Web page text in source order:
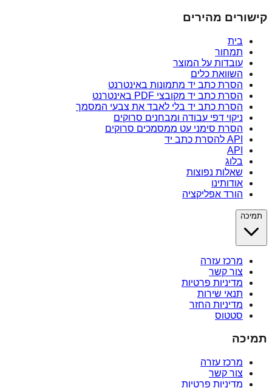
קישורים מהירים
בית
תמחור
עובדות על המוצר
השוואת כלים
הסרת כתב יד מתמונות באינטרנט
הסרת כתב יד מקובצי PDF באינטרנט
הסרת כתב יד בלי לאבד את צבעי המסמך
ניקוי דפי עבודה ומבחנים סרוקים
הסרת סימני עט ממסמכים סרוקים
API להסרת כתב יד
API
בלוג
שאלות נפוצות
אודותינו
הורד אפליקציה
תמיכה
מרכז עזרה
צור קשר
מדיניות פרטיות
תנאי שירות
מדיניות החזר
סטטוס
תמיכה
מרכז עזרה
צור קשר
מדיניות פרטיות